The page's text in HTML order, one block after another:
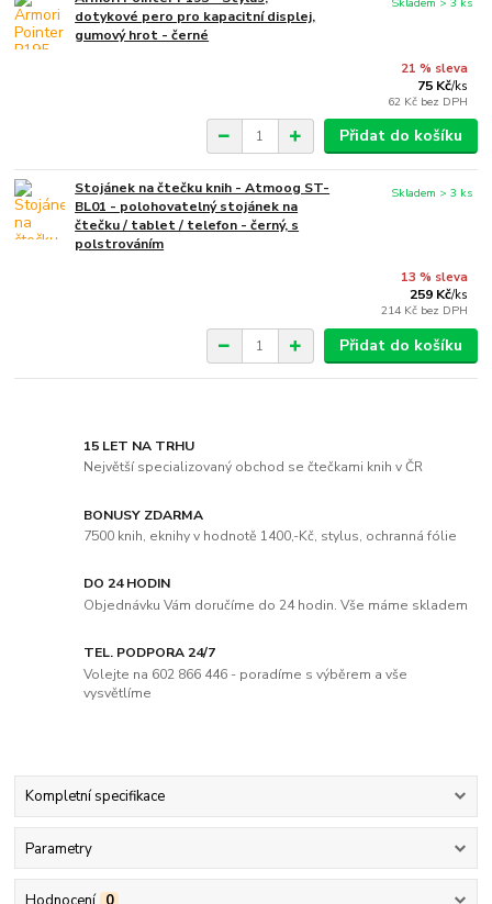
dotykové pero pro kapacitní displej,
gumový hrot - černé
21 % sleva
75 Kč/ks
62 Kč bez DPH
Přidat do košíku
Stojánek na čtečku knih - Atmoog ST-
BL01 - polohovatelný stojánek na
čtečku / tablet / telefon - černý, s
polstrováním
13 % sleva
259 Kč/ks
214 Kč bez DPH
Skladem > 3 ks
Přidat do košíku
15 LET NA TRHU
Největší specializovaný obchod se čtečkami knih v ČR
BONUSY ZDARMA
7500 knih, eknihy v hodnotě 1400,-Kč, stylus, ochranná fólie
DO 24 HODIN
Objednávku Vám doručíme do 24 hodin. Vše máme skladem
TEL. PODPORA 24/7
Volejte na 602 866 446 - poradíme s výběrem a vše
vysvětlíme
Kompletní specifikace
Parametry